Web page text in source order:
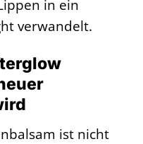
in ein
verwandelt.
ist nicht